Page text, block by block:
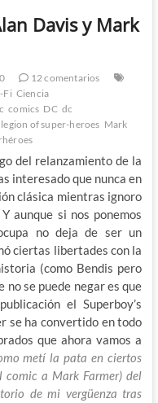
Davis y Mark
12 comentarios
Fi Ciencia
comics DC dc
legion of super-heroes Mark
del relanzamiento de la
interesado que nunca en
clásica mientras ignoro
aunque si nos ponemos
no deja de ser un
ciertas libertades con la
(como Bendis pero
no se puede negar es que
el Superboy’s
se ha convertido en todo
que ahora vamos a
metí la pata en ciertos
comic a Mark Farmer) del
de mi vergüenza tras